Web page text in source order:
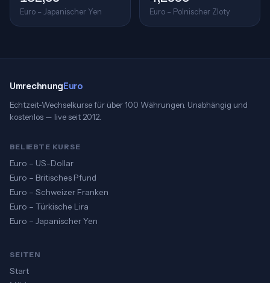
Euro – Japanischer Yen Euro – Polnischer Zloty
UmrechnungEuro
Echtzeit-Wechselkurse für über 100 Währungen. Unabhängig und
kostenlos — live seit 2012.
BELIEBTE KURSE
Euro – US-Dollar
Euro – Britisches Pfund
Euro – Schweizer Franken
Euro – Türkische Lira
Euro – Japanischer Yen
SEITEN
Start